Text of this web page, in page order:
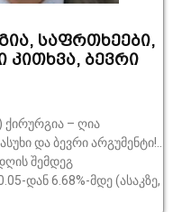
საფრთხეები,
კითხვა, ბევრი
– ღია
და ბევრი არგუმენტი!..
შემდეგ
დან 6.68%-მდე (ასაკზე,